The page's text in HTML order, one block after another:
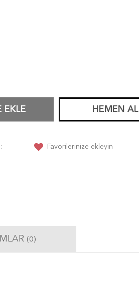
EKLE HEMEN AL
Favorilerinize ekleyin
(0)